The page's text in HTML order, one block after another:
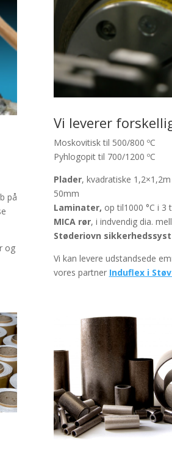
på
og
Vi leverer
Moskovitisk til 500/800 ºC
Pyhlogopit til 700/1200 ºC
Plader, kvadratiske
50mm
Laminater, op til1000 °C i 3
MICA rør, i indvendig dia.
Støderiovn
Vi kan levere udstandsede
vores partner Induflex i